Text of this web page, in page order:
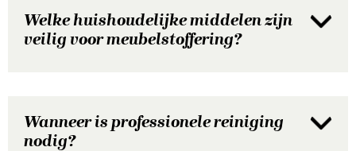
Welke huishoudelijke middelen zijn
veilig voor meubelstoffering?
Wanneer is professionele reiniging
nodig?